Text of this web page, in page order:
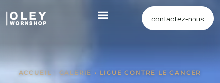
contactez-nous
ACCUEIL › GALERIE › LIGUE CONTRE LE CANCER